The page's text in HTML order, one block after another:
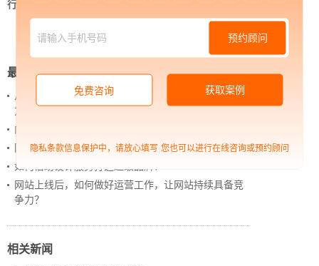
行业资讯
大要素
最新新闻
从 “黑神话：悟空” 的成功，看企业网站如何撬动品牌
力量
内容管理：媒体资讯网站搭建的隐藏大BOSS
网站进化的终极形态，你了解吗？
如何借助设计服务打造超级品牌？
网站上线后，如何做好运营工作，让网站持续具备竞
争力？
相关新闻
预约顾问
免费咨询 获取案例
隐私条款信息保护中，请放心填写 您也可以进行在线咨询或预约顾问